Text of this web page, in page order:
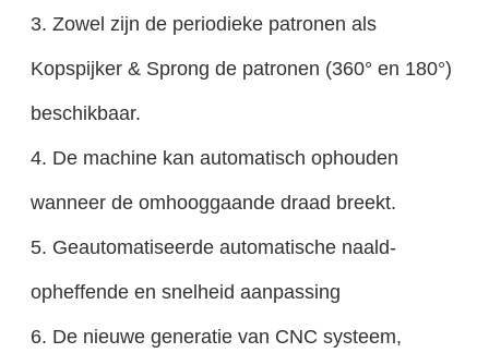
3. Zowel zijn de periodieke patronen als
Kopspijker & Sprong de patronen (360° en 180°)
beschikbaar.
4. De machine kan automatisch ophouden
wanneer de omhooggaande draad breekt.
5. Geautomatiseerde automatische naald-
opheffende en snelheid aanpassing
6. De nieuwe generatie van CNC systeem,